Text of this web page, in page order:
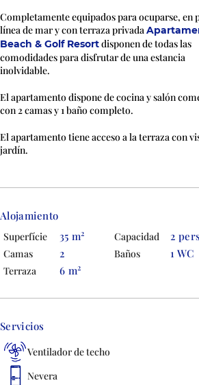
Completamente equipados para ocuparse, en
línea de mar y con terraza privada
Beach & Golf Resortdisponen de todas las
comodidades para disfrutar de una estancia
inolvidable.
El apartamento dispone de cocina y salón
con 2 camas y 1 baño completo.
El apartamento tiene acceso a la terraza con
jardín.
Alojamiento
Superfície 35 m2 Capacidad 2
Camas 2 Baños 1 WC
Terraza 6 m2
Servicios
Ventilador de techo
Nevera